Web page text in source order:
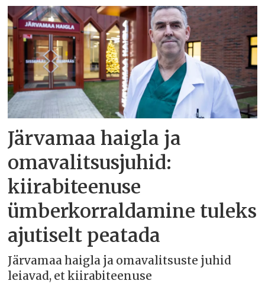
Järvamaa haigla ja
omavalitsusjuhid:
kiirabiteenuse
ümberkorraldamine tuleks
ajutiselt peatada
Järvamaa haigla ja omavalitsuste juhid
leiavad, et kiirabiteenuse